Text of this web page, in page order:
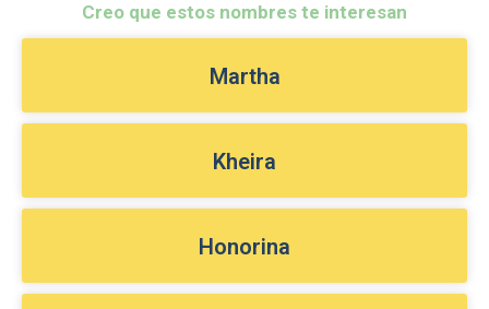
Creo que estos nombres te interesan
Martha
Kheira
Honorina